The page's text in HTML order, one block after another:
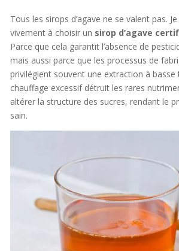
Tous les sirops d’agave ne se valent pas.
vivement à choisir un sirop d’agave
Parce que cela garantit l’absence de
mais aussi parce que les processus de
privilégient souvent une extraction à basse
chauffage excessif détruit les rares
altérer la structure des sucres, rendant le
sain.